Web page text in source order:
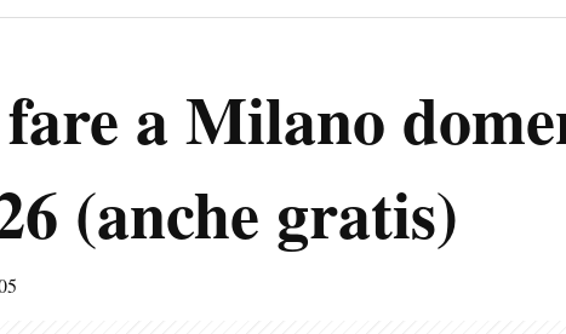
fare a Milano
(anche gratis)